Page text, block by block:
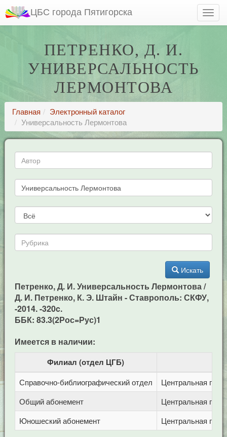
ЦБС города Пятигорска
ПЕТРЕНКО, Д. И.
УНИВЕРСАЛЬНОСТЬ
ЛЕРМОНТОВА
Главная
Электронный каталог
Универсальность Лермонтова
Искать
Петренко, Д. И. Универсальность Лермонтова /
Д. И. Петренко, К. Э. Штайн - Ставрополь: СКФУ,
-2014. -320c.
ББК: 83.3(2Рос=Рус)1
Имеется в наличии:
Филиал (отдел ЦГБ)
Справочно-библиографический отдел
Центральная
Общий абонемент
Центральная
Юношеский абонемент
Центральная